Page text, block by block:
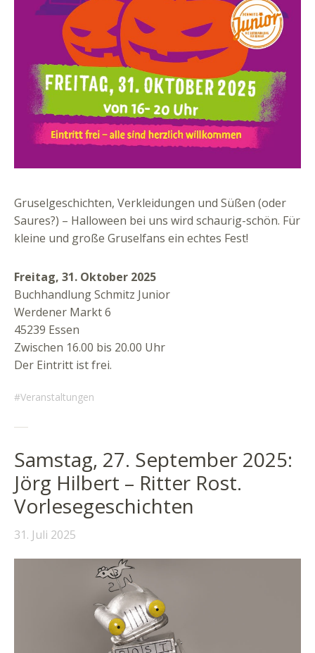
Gruselgeschichten, Verkleidungen und Süßen (oder
Saures?) – Halloween bei uns wird schaurig-schön. Für
kleine und große Gruselfans ein echtes Fest!
Freitag, 31. Oktober 2025
Buchhandlung Schmitz Junior
Werdener Markt 6
45239 Essen
Zwischen 16.00 bis 20.00 Uhr
Der Eintritt ist frei.
Veranstaltungen
Samstag, 27. September 2025:
Jörg Hilbert – Ritter Rost.
Vorlesegeschichten
31. Juli 2025